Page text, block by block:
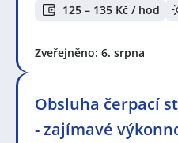
125 – 135 Kč / hod
Zveřejněno: 6. srpna
Obsluha čerpací
- zajímavé